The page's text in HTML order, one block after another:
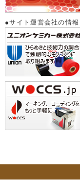
●サイト運営会社の情報